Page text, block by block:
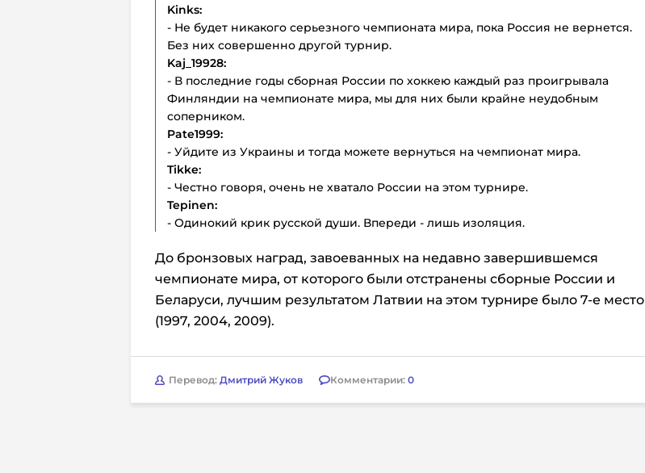
Kinks:
- Не будет никакого серьезного чемпионата мира, пока Россия не вернется.
Без них совершенно другой турнир.
Kaj_19928:
- В последние годы сборная России по хоккею каждый раз проигрывала
Финляндии на чемпионате мира, мы для них были крайне неудобным
соперником.
Pate1999:
- Уйдите из Украины и тогда можете вернуться на чемпионат мира.
Tikke:
- Честно говоря, очень не хватало России на этом турнире.
Tepinen:
- Одинокий крик русской души. Впереди - лишь изоляция.
До бронзовых наград, завоеванных на недавно завершившемся
чемпионате мира, от которого были отстранены сборные России и
Беларуси, лучшим результатом Латвии на этом турнире было 7-е место
(1997, 2004, 2009).
Перевод: Дмитрий Жуков Комментарии: 0